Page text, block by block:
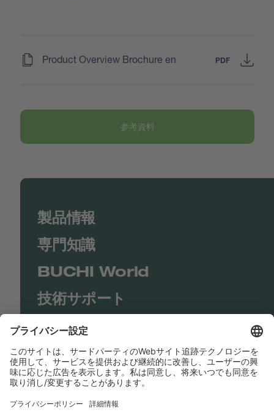
Product Overview Brochure en PDF
参考資料
製品情報
専門知識
BUCHI World
技術サポート
Shop
Contact us